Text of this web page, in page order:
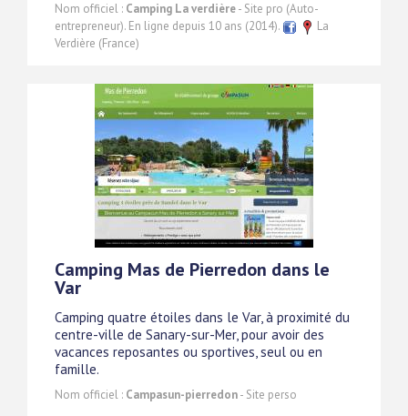
Nom officiel : Camping La verdière- Site pro (Auto-
entrepreneur). En ligne depuis 10 ans (2014).
La
Verdière (France)
Camping Mas de Pierredon dans le
Var
Camping quatre étoiles dans le Var, à proximité du
centre-ville de Sanary-sur-Mer, pour avoir des
vacances reposantes ou sportives, seul ou en
famille.
Nom officiel : Campasun-pierredon- Site perso